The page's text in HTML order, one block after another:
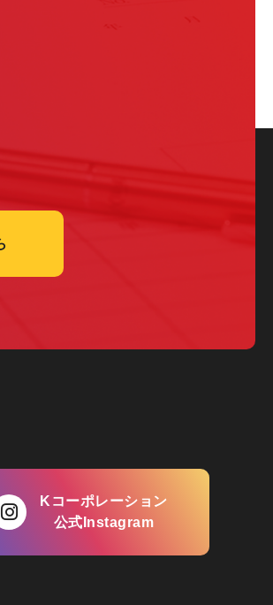
Kコーポレーション
公式Instagram